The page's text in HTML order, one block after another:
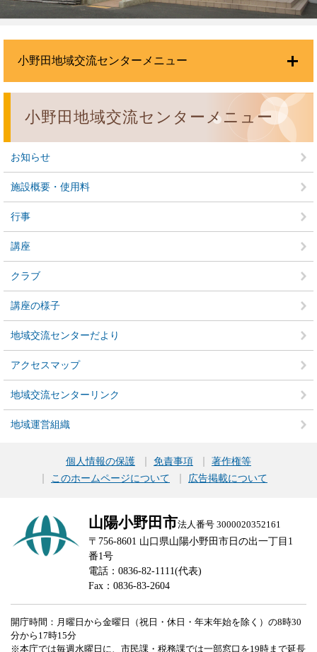
小野田地域交流センターメニュー
お知らせ
施設概要・使用料
行事
講座
クラブ
講座の様子
地域交流センターだより
アクセスマップ
地域交流センターリンク
地域運営組織
小野田地域交流センターメニュー
個人情報の保護 免責事項
著作権等
このホームページについて
広告掲載について
山陽小野田市法人番号 3000020352161
〒756-8601 山口県山陽小野田市日の出一丁目1
番1号
電話：0836-82-1111(代表)
Fax：0836-83-2604
開庁時間：月曜日から金曜日（祝日・休日・年末年始を除く）の8時30
分から17時15分
※本庁では毎週水曜日に、市民課・税務課では一部窓口を19時まで延長